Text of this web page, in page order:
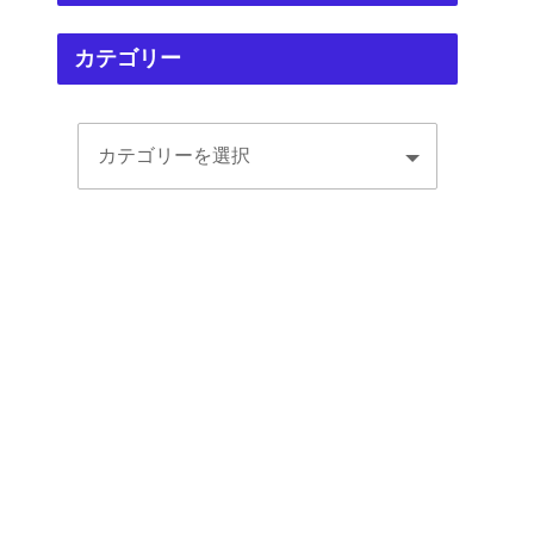
カテゴリー